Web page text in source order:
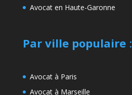
Avocat en Haute-Garonne
Par ville populaire:
Avocat à Paris
Avocat à Marseille